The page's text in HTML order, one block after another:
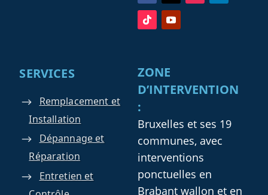
SERVICES
Remplacement et
Installation
Dépannage et
Réparation
Entretien et
ZONE
D’INTERVENTION
:
Bruxelles et ses 19
communes, avec
interventions
ponctuelles en
Brabant wallon et en